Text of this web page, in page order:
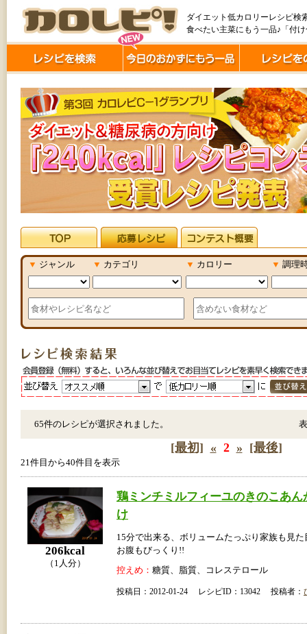
ダイエット低カロリーレシピ検
食べたい主菜にもう一品♪「付
▼ ジャンル ▼ カテゴリ ▼ カロリー ▼ 調理
65件のレシピが選択されました。
[最初] « 2 » [最後]
21件目から40件目を表示
206kcal
（1人分）
鶏ミンチミルフィーユのきのこあん
け
15分で出来る、ボリュームたっぷり家族も見
お腹もびっくり!!
控えめ： 糖質、脂質、コレステロール
投稿日：2012-01-24 レシピID：13042 投稿者：